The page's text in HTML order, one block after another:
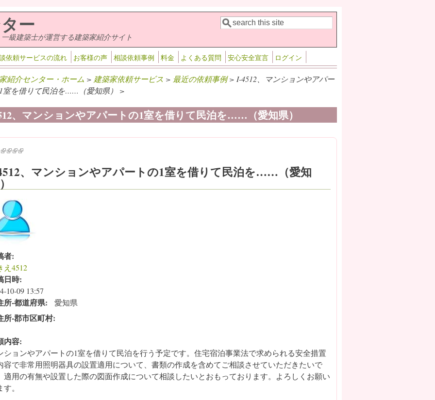
ー
級建築士が運営する建築家紹介サイト 検索フォーム
検索
依頼サービスの流れ お客様の声 相談依頼事例 料金 よくある質問 安心安全宣言 ログイン
紹介センター・ホーム > 建築家依頼サービス > 最近の依頼事例> I-4512、マンションやアパー
室を借りて民泊を……（愛知県） >
、マンションやアパートの1室を借りて民泊を……（愛知県）
external)
is external)
(link is external)
(link is external)
(link is external)
(link is external)
、マンションやアパートの1室を借りて民泊を……（愛知
者:
え4512
日時:
10-09 13:57
所‐都道府県: 愛知県
所‐郡市区町村:
内容:
ションやアパートの1室を借りて民泊を行う予定です。住宅宿泊事業法で求められる安全措置
容で非常用照明器具の設置適用について、書類の作成を含めてご相談させていただきたいで
適用の有無や設置した際の図面作成について相談したいとおもっております。よろしくお願い
。